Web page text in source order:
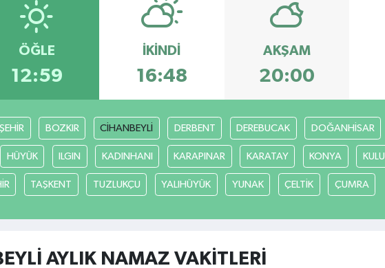
ÖĞLE
12:59
İKINDI
16:48
AKŞAM
20:00
BOZKIR CİHANBEYLİ DERBENT DEREBUCAK DOĞANHİSAR
HÜYÜK ILGIN KADINHANI KARAPINAR KARATAY KONYA KULU
TAŞKENT TUZLUKÇU YALIHÜYÜK YUNAK ÇELTİK ÇUMRA
AYLIK NAMAZ VAKITLERI